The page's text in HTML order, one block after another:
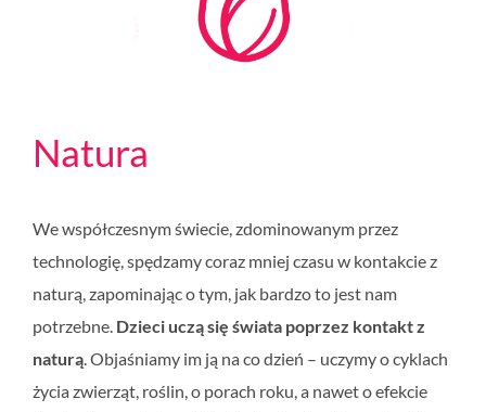
Natura
We współczesnym świecie, zdominowanym przez
technologię, spędzamy coraz mniej czasu w kontakcie z
naturą, zapominając o tym, jak bardzo to jest nam
potrzebne. Dzieci uczą się świata poprzez kontakt z
naturą. Objaśniamy im ją na co dzień – uczymy o cyklach
życia zwierząt, roślin, o porach roku, a nawet o efekcie